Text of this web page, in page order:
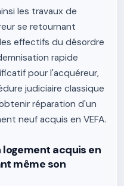
les travaux de
se retournant
effectifs du désordre
rapide
pour l'acquéreur,
judiciaire classique
réparation d'un
neuf acquis en VEFA.
acquis en
même son